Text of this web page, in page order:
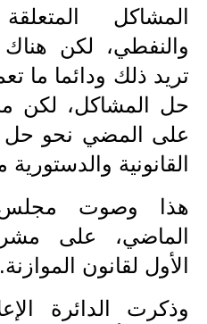
المشاكل
والنفطي، لكن
تريد ذلك ودائما ما
حل المشاكل، لكن
على المضي نحو حل
القانونية
هذا وصوت مجلس
الماضي، على
الأول لقانون الموازنة.
وذكرت الدائرة